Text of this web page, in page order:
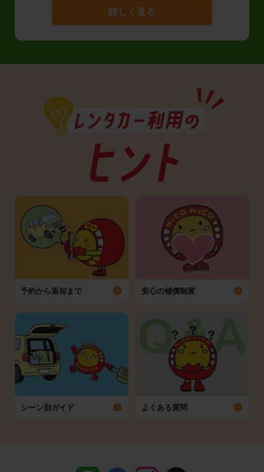
詳しく見る
予約から返却まで 安心の補償制度
シーン別ガイド よくある質問